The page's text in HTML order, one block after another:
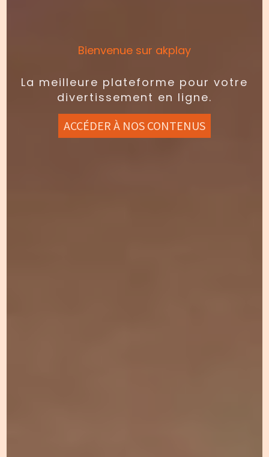
Bienvenue sur akplay
La meilleure plateforme pour votre
divertissement en ligne.
ACCÉDER À NOS CONTENUS